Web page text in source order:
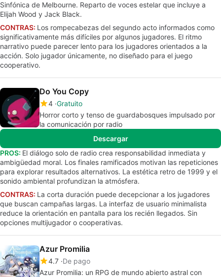
Sinfónica de Melbourne. Reparto de voces estelar que incluye a
Elijah Wood y Jack Black.
CONTRAS: Los rompecabezas del segundo acto informados como
significativamente más difíciles por algunos jugadores. El ritmo
narrativo puede parecer lento para los jugadores orientados a la
acción. Solo jugador únicamente, no diseñado para el juego
cooperativo.
Do You Copy
4 Gratuito
Horror corto y tenso de guardabosques impulsado por
la comunicación por radio
Descargar
PROS: El diálogo solo de radio crea responsabilidad inmediata y
ambigüedad moral. Los finales ramificados motivan las repeticiones
para explorar resultados alternativos. La estética retro de 1999 y el
sonido ambiental profundizan la atmósfera.
CONTRAS: La corta duración puede decepcionar a los jugadores
que buscan campañas largas. La interfaz de usuario minimalista
reduce la orientación en pantalla para los recién llegados. Sin
opciones multijugador o cooperativas.
Azur Promilia
4.7 De pago
Azur Promilia: un RPG de mundo abierto astral con